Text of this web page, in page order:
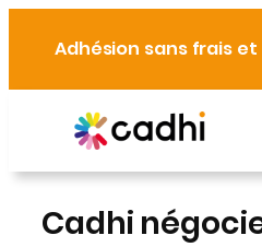
Adhésion sans frais
Cadhi